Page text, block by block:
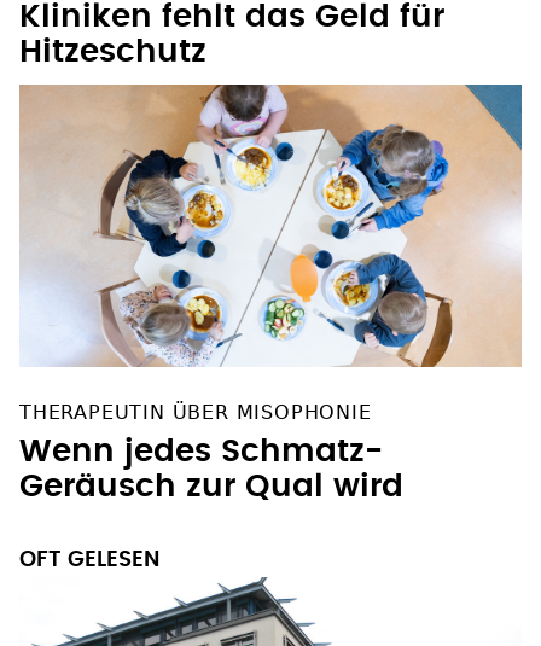
Kliniken fehlt das Geld für
Hitzeschutz
THERAPEUTIN ÜBER MISOPHONIE
Wenn jedes Schmatz-
Geräusch zur Qual wird
OFT GELESEN